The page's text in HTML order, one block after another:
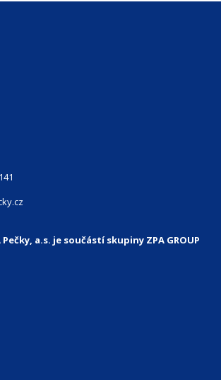
a.s. je součástí skupiny ZPA GROUP